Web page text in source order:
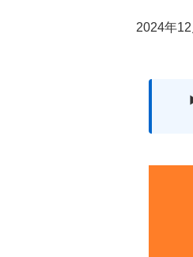
2024年12